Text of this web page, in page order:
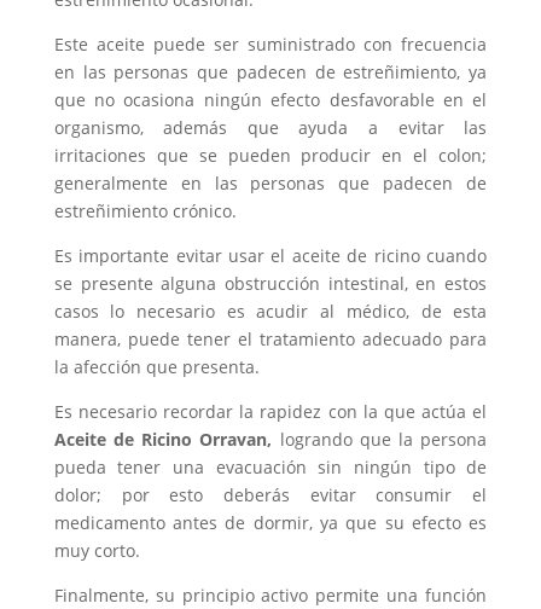
Este aceite puede ser suministrado con frecuencia
en las personas que padecen de estreñimiento, ya
que no ocasiona ningún efecto desfavorable en el
organismo, además que ayuda a evitar las
irritaciones que se pueden producir en el colon;
generalmente en las personas que padecen de
estreñimiento crónico.
Es importante evitar usar el aceite de ricino cuando
se presente alguna obstrucción intestinal, en estos
casos lo necesario es acudir al médico, de esta
manera, puede tener el tratamiento adecuado para
la afección que presenta.
Es necesario recordar la rapidez con la que actúa el
Aceite de Ricino Orravan, logrando que la persona
pueda tener una evacuación sin ningún tipo de
dolor; por esto deberás evitar consumir el
medicamento antes de dormir, ya que su efecto es
muy corto.
Finalmente, su principio activo permite una función